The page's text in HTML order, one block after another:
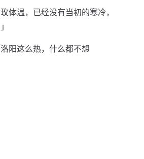
体温，已经没有当初的寒冷，
阳这么热，什么都不想